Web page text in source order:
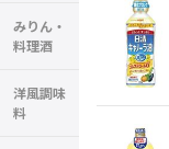
みりん・
料理酒
洋風調味
料